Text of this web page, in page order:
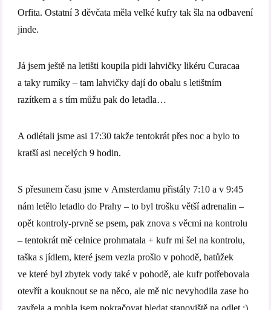
Orfita. Ostatní 3 děvčata měla velké kufry tak šla na odbavení
jinde.
Já jsem ještě na letišti koupila pidi lahvičky likéru Curacaa
a taky rumíky – tam lahvičky dají do obalu s letištním
razítkem a s tím můžu pak do letadla…
A odlétali jsme asi 17:30 takže tentokrát přes noc a bylo to
kratší asi necelých 9 hodin.
S přesunem času jsme v Amsterdamu přistály 7:10 a v 9:45
nám letělo letadlo do Prahy – to byl trošku větší adrenalin –
opět kontroly-prvně se psem, pak znova s věcmi na kontrolu
– tentokrát mě celnice prohmatala + kufr mi šel na kontrolu,
taška s jídlem, které jsem vezla prošlo v pohodě, batůžek
ve které byl zbytek vody také v pohodě, ale kufr potřebovala
otevřít a kouknout se na něco, ale mě nic nevyhodila zase ho
zavřela a mohla jsem pokračovat hledat stanoviště na odlet :).